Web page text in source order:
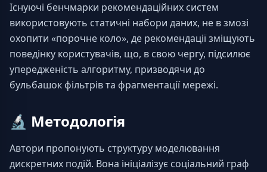
Існуючі бенчмарки рекомендаційних систем
використовують статичні набори даних, не в змозі
охопити «порочне коло», де рекомендації зміщують
поведінку користувачів, що, в свою чергу, підсилює
упередженість алгоритму, призводячи до
бульбашок фільтрів та фрагментації мережі.
🔬 Методологія
Автори пропонують структуру моделювання
дискретних подій. Вона ініціалізує соціальний граф